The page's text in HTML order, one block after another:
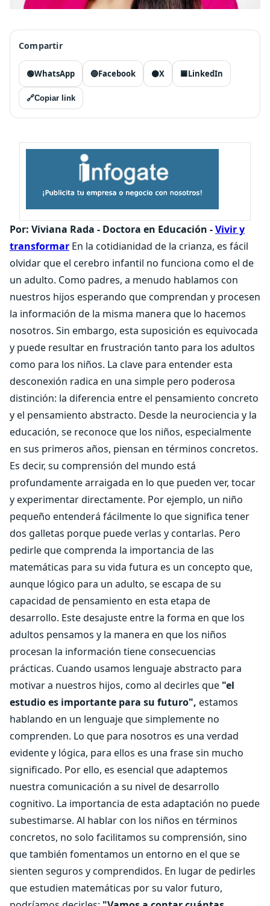
Compartir
🟢WhatsApp 🔵Facebook ⚫X 🟦LinkedIn
🔗Copiar link
Por: Viviana Rada - Doctora en Educación -Vivir y
transformar En la cotidianidad de la crianza, es fácil
olvidar que el cerebro infantil no funciona como el de
un adulto. Como padres, a menudo hablamos con
nuestros hijos esperando que comprendan y procesen
la información de la misma manera que lo hacemos
nosotros. Sin embargo, esta suposición es equivocada
y puede resultar en frustración tanto para los adultos
como para los niños. La clave para entender esta
desconexión radica en una simple pero poderosa
distinción: la diferencia entre el pensamiento concreto
y el pensamiento abstracto. Desde la neurociencia y la
educación, se reconoce que los niños, especialmente
en sus primeros años, piensan en términos concretos.
Es decir, su comprensión del mundo está
profundamente arraigada en lo que pueden ver, tocar
y experimentar directamente. Por ejemplo, un niño
pequeño entenderá fácilmente lo que significa tener
dos galletas porque puede verlas y contarlas. Pero
pedirle que comprenda la importancia de las
matemáticas para su vida futura es un concepto que,
aunque lógico para un adulto, se escapa de su
capacidad de pensamiento en esta etapa de
desarrollo. Este desajuste entre la forma en que los
adultos pensamos y la manera en que los niños
procesan la información tiene consecuencias
prácticas. Cuando usamos lenguaje abstracto para
motivar a nuestros hijos, como al decirles que "el
estudio es importante para su futuro", estamos
hablando en un lenguaje que simplemente no
comprenden. Lo que para nosotros es una verdad
evidente y lógica, para ellos es una frase sin mucho
significado. Por ello, es esencial que adaptemos
nuestra comunicación a su nivel de desarrollo
cognitivo. La importancia de esta adaptación no puede
subestimarse. Al hablar con los niños en términos
concretos, no solo facilitamos su comprensión, sino
que también fomentamos un entorno en el que se
sienten seguros y comprendidos. En lugar de pedirles
que estudien matemáticas por su valor futuro,